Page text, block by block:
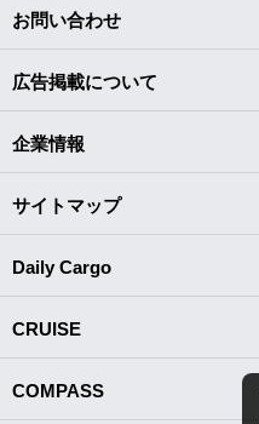
お問い合わせ
広告掲載について
企業情報
サイトマップ
Daily Cargo
CRUISE
COMPASS